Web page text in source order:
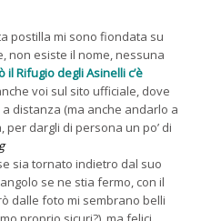
postilla mi sono fiondata su
non esiste il nome, nessuna
il Rifugio degli Asinelli c’è
voi sul sito ufficiale, dove
distanza (ma anche andarlo a
dargli di persona un po’ di
sia tornato indietro dal suo
se ne stia fermo, con il
dalle foto mi sembrano belli